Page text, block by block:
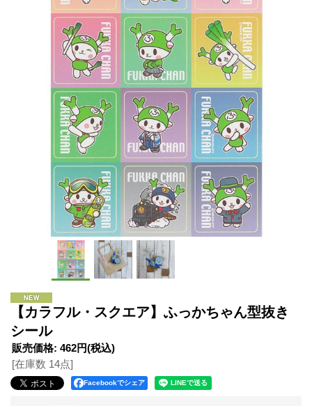
【カラフル・スクエア】ふっかちゃん型抜き
シール
販売価格: 462円(税込)
[在庫数 14点]
Facebookでシェア